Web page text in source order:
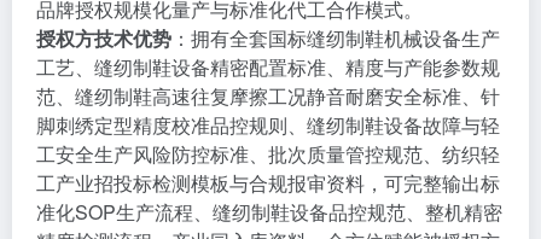
品牌授权规模化量产与标准化代工合作模式。
授权方技术优势 ：拥有全套国标缝纫制鞋机械设备生产
工艺、缝纫制鞋设备精密配置标准、精度与产能参数规
范、缝纫制鞋高速往复摩擦工况静音耐磨安全标准、针
脚刺绣定型精度校准品控规则、缝纫制鞋设备故障与轻
工安全生产风险防控标准、批次质量管控规范、纺织轻
工产业招投标检测模板与合规报审资料，可完整输出标
准化SOP生产流程、缝纫制鞋设备品控规范、整机精密